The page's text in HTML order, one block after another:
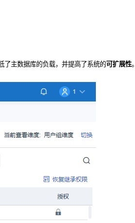
了主数据库的负载，并提高了系统的可扩展性。